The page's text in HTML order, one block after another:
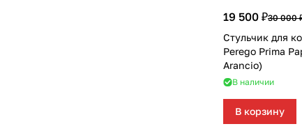
19 500 ₽30 000
Стульчик для
Perego Prima
Arancio)
В наличии
В корзину